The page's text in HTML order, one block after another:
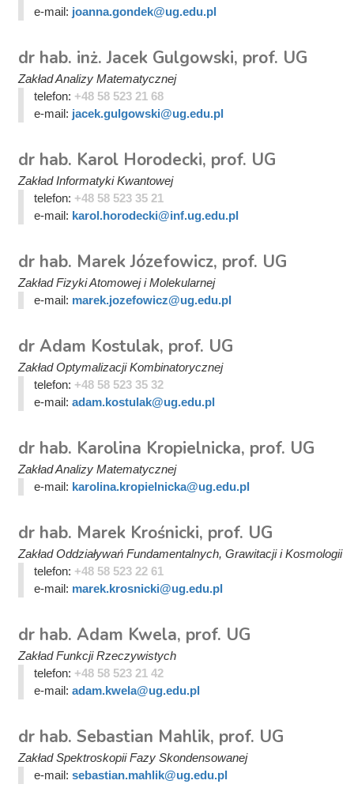
e-mail: joanna.gondek@ug.edu.pl
dr hab. inż. Jacek Gulgowski, prof. UG
Zakład Analizy Matematycznej
telefon: +48 58 523 21 68
e-mail: jacek.gulgowski@ug.edu.pl
dr hab. Karol Horodecki, prof. UG
Zakład Informatyki Kwantowej
telefon: +48 58 523 35 21
e-mail: karol.horodecki@inf.ug.edu.pl
dr hab. Marek Józefowicz, prof. UG
Zakład Fizyki Atomowej i Molekularnej
e-mail: marek.jozefowicz@ug.edu.pl
dr Adam Kostulak, prof. UG
Zakład Optymalizacji Kombinatorycznej
telefon: +48 58 523 35 32
e-mail: adam.kostulak@ug.edu.pl
dr hab. Karolina Kropielnicka, prof. UG
Zakład Analizy Matematycznej
e-mail: karolina.kropielnicka@ug.edu.pl
dr hab. Marek Krośnicki, prof. UG
Zakład Oddziaływań Fundamentalnych, Grawitacji i Kosmologii
telefon: +48 58 523 22 61
e-mail: marek.krosnicki@ug.edu.pl
dr hab. Adam Kwela, prof. UG
Zakład Funkcji Rzeczywistych
telefon: +48 58 523 21 42
e-mail: adam.kwela@ug.edu.pl
dr hab. Sebastian Mahlik, prof. UG
Zakład Spektroskopii Fazy Skondensowanej
e-mail: sebastian.mahlik@ug.edu.pl